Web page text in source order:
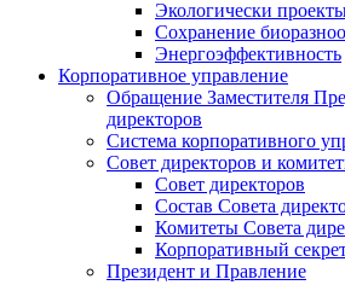
Экологически
Сохранение
Энергоэффективность
Корпоративное управление
Обращение Заместителя
директоров
Система корпоративного
Совет директоров и
Совет директоров
Состав Совета
Комитеты Совета
Корпоративный
Президент и Правление